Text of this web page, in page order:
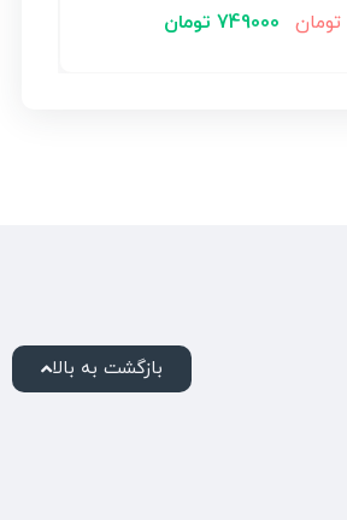
تومان 749000 تومان
بازگشت به بالا